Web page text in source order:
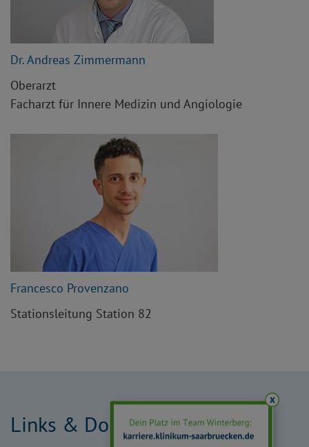
Dr. Andreas Zimmermann
Oberarzt
Facharzt für Innere Medizin und Angiologie
Francesco Provenzano
Stationsleitung Station 82
Links & Downloads
x